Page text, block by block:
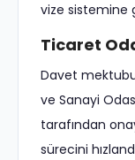
vize sistemine
Ticaret
Davet
ve Sanayi
tarafından
sürecini